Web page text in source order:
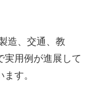
造、交通、教
実用例が進展して
す。